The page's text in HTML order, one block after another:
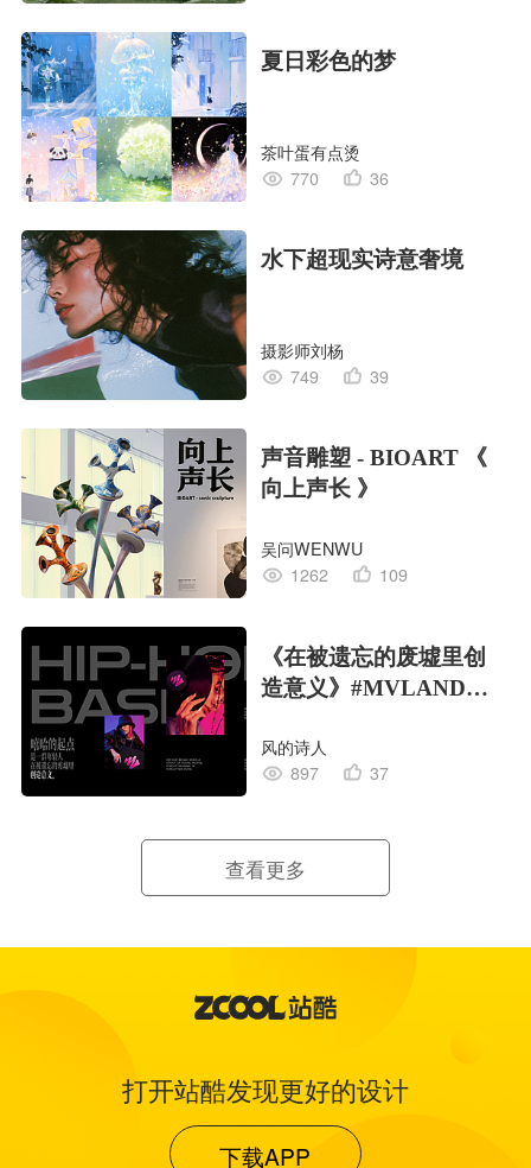
夏日彩色的梦
茶叶蛋有点烫
770
36
水下超现实诗意奢境
摄影师刘杨
749
39
声音雕塑 - BIOART 《
向上声长 》
吴问WENWU
1262
109
《在被遗忘的废墟里创
造意义》#MVLAND嘻
风的诗人
897
37
查看更多
打开站酷发现更好的设计
下载APP